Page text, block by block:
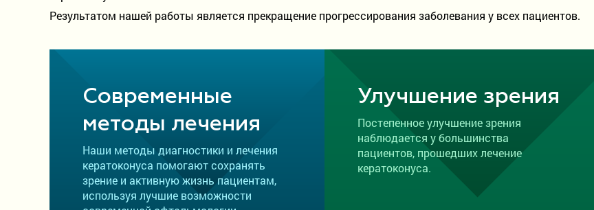
Результатом нашей работы является прекращение прогрессирования заболевания у всех пациентов.
Современные
методы лечения
Наши методы диагностики и лечения
кератоконуса помогают сохранять
зрение и активную жизнь пациентам,
используя лучшие возможности
Улучшение зрения
Постепенное улучшение зрения
наблюдается у большинства
пациентов, прошедших лечение
кератоконуса.